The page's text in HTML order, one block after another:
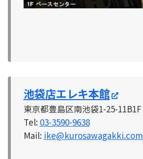
池袋店エレキ本館
東京都豊島区南池袋1-25-11B1F
Tel: 03-3590-9638
Mail: ike@kurosawagakki.com